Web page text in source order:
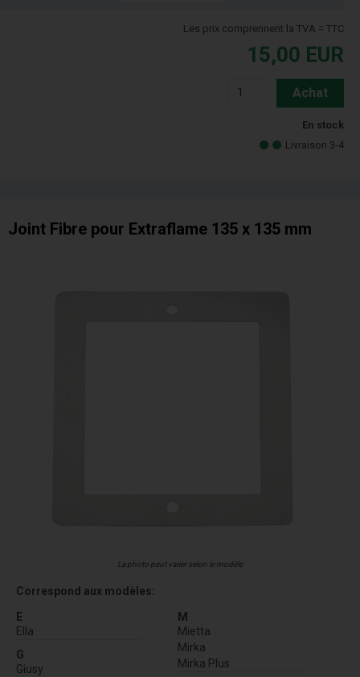
Les prix comprennent la TVA = TTC
15,00 EUR
Achat
En stock
Livraison 3-4
Joint Fibre pour Extraflame 135 x 135 mm
La photo peut varier selon le modèle
Correspond aux modèles:
E
Ella
G
Giusy
M
Mietta
Mirka
Mirka Plus